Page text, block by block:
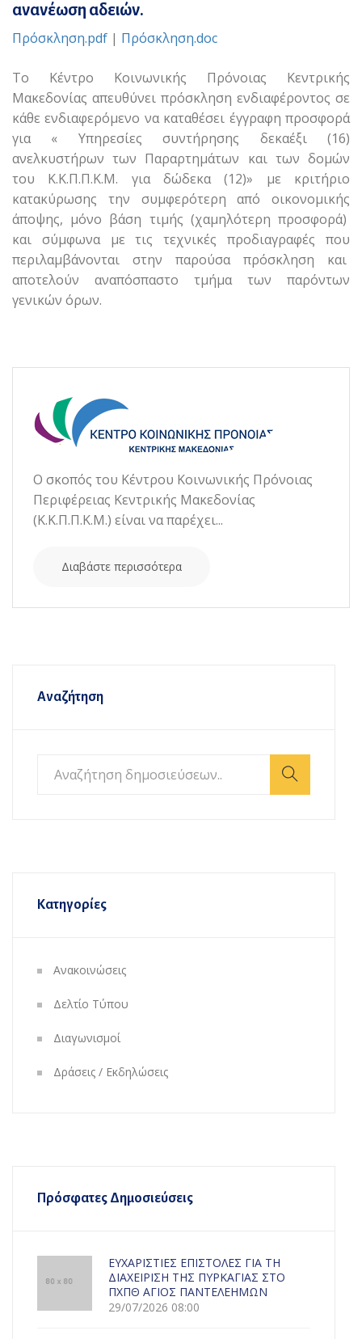
ανανέωση αδειών.
Πρόσκληση.pdf | Πρόσκληση.doc
Το Κέντρο Κοινωνικής Πρόνοιας Κεντρικής
Μακεδονίας απευθύνει πρόσκληση ενδιαφέροντος σε
κάθε ενδιαφερόμενο να καταθέσει έγγραφη προσφορά
για « Υπηρεσίες συντήρησης δεκαέξι (16)
ανελκυστήρων των Παραρτημάτων και των δομών
του Κ.Κ.Π.Π.Κ.Μ. για δώδεκα (12)» με κριτήριο
κατακύρωσης την συμφερότερη από οικονομικής
άποψης, μόνο βάση τιμής (χαμηλότερη προσφορά)
και σύμφωνα με τις τεχνικές προδιαγραφές που
περιλαμβάνονται στην παρούσα πρόσκληση και
αποτελούν αναπόσπαστο τμήμα των παρόντων
γενικών όρων.
Ο σκοπός του Κέντρου Κοινωνικής Πρόνοιας
Περιφέρειας Κεντρικής Μακεδονίας
(Κ.Κ.Π.Π.Κ.Μ.) είναι να παρέχει...
Διαβάστε περισσότερα
Αναζήτηση
Κατηγορίες
Ανακοινώσεις
Δελτίο Τύπου
Διαγωνισμοί
Δράσεις / Εκδηλώσεις
Πρόσφατες Δημοσιεύσεις
ΕΥΧΑΡΙΣΤΙΕΣ ΕΠΙΣΤΟΛΕΣ ΓΙΑ ΤΗ
ΔΙΑΧΕΙΡΙΣΗ ΤΗΣ ΠΥΡΚΑΓΙΑΣ ΣΤΟ
ΠΧΠΘ ΑΓΙΟΣ ΠΑΝΤΕΛΕΗΜΩΝ
29/07/2026 08:00